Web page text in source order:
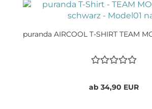
puranda AIRCOOL T-SHIRT TEAM
ab 34,90 EUR